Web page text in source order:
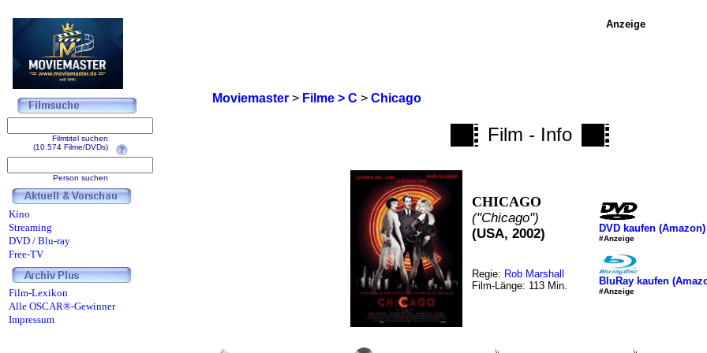
Moviemaster> Filme > C > Chicago
Film - Info
CHICAGO
("Chicago")
(USA, 2002)
Regie: Rob Marshall
Film-Länge: 113 Min.
DVD kaufen (Amazon)
#Anzeige
BluRay kaufen
#Anzeige
Anzeige
Filmtitel suchen
(10.574 Filme/DVDs)
Person suchen
Kino
Streaming
DVD / Blu-ray
Free-TV
Film-Lexikon
Alle OSCAR®-Gewinner
Impressum